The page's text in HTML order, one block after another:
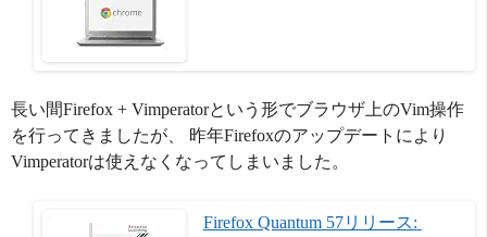
長い間Firefox + Vimperatorという形でブラウザ上のVim操作
を行ってきましたが、 昨年Firefoxのアップデートにより
Vimperatorは使えなくなってしまいました。
Firefox Quantum 57リリース: